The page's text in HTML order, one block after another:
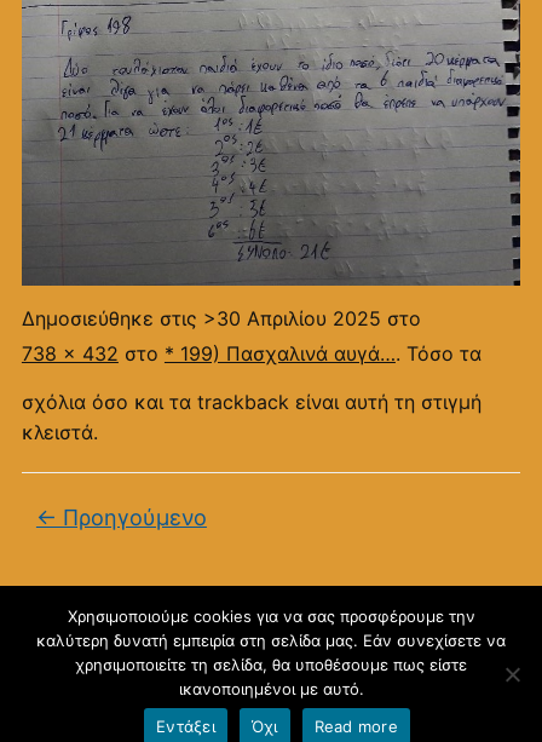
Δημοσιεύθηκε στις >30 Απριλίου 2025 στο
738 × 432 στο * 199) Πασχαλινά αυγά…. Τόσο τα
σχόλια όσο και τα trackback είναι αυτή τη στιγμή
κλειστά.
← Προηγούμενο
blogs.sch.gr
Χρησιμοποιούμε cookies για να σας προσφέρουμε την
καλύτερη δυνατή εμπειρία στη σελίδα μας. Εάν συνεχίσετε να
χρησιμοποιείτε τη σελίδα, θα υποθέσουμε πως είστε
ικανοποιημένοι με αυτό.
Εντάξει
Όχι Read more